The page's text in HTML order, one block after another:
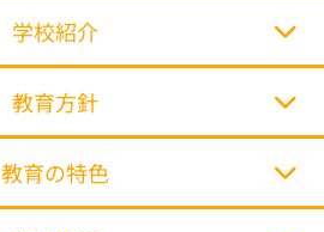
学校紹介
教育方針
教育の特色